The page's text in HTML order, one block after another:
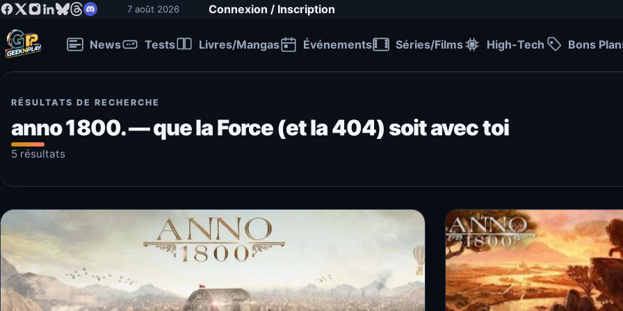
7 août 2026 Connexion / Inscription
News Tests Livres/Mangas Événements Séries/Films High-Tech Bons
RÉSULTATS DE RECHERCHE
anno 1800. — que la Force (et la 404) soit avec toi
5 résultats